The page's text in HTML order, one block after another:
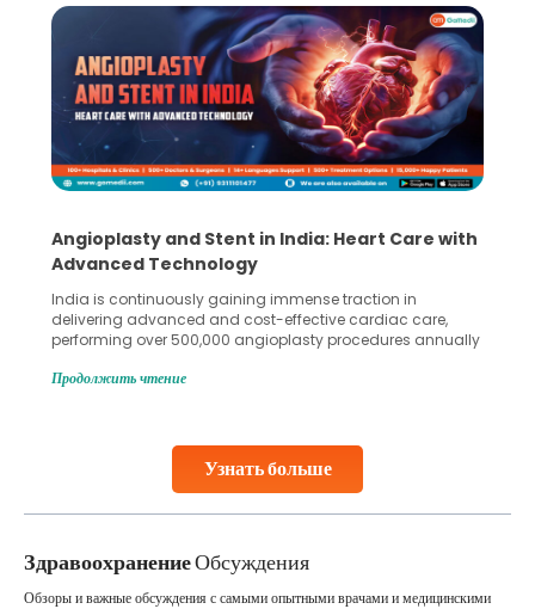
Узнать больше
Care with
care,
annually
and
5 Essential Steps for Effective Human
Collection and Processing Methods
Human sperm collection and processing are
in advanced reproductive techniques like In Vitro
Fertilization (IVF) and intrauterine insemination
challenges and help couples achieve their dream
collected, they process the
Continue Reading
Продолжить чтение
ЗдравоохранениеОбсуждения
Обзоры и важные обсуждения с самыми опытными врачами и медицинскими